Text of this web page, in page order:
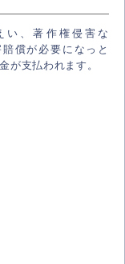
い、著作権侵害な
償が必要になっと
が支払われます。